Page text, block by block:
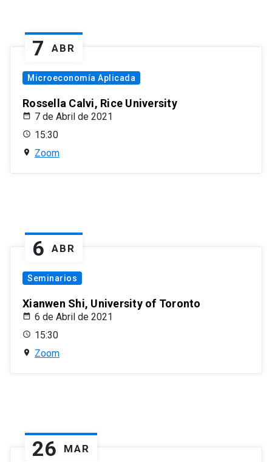
7 ABR
Microeconomía Aplicada
Rossella Calvi, Rice University
7 de Abril de 2021
15:30
Zoom
6 ABR
Seminarios
Xianwen Shi, University of Toronto
6 de Abril de 2021
15:30
Zoom
26 MAR